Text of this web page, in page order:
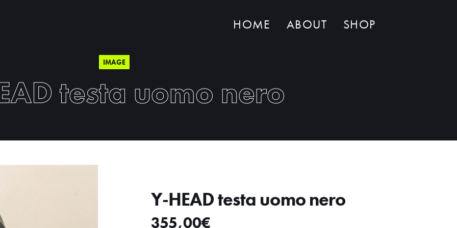
HOME ABOUT SHOP
IMAGE
testa uomo nero
Y-HEAD testa uomo nero
355,00€